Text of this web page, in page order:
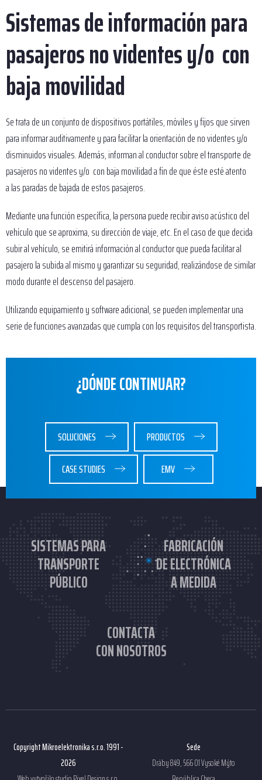
Sistemas de información para
pasajeros no videntes y/o con
baja movilidad
Se trata de un conjunto de dispositivos portátiles, móviles y fijos que sirven
para informar auditivamente y para facilitar la orientación de no videntes y/o
disminuidos visuales. Además, informan al conductor sobre el transporte de
pasajeros no videntes y/o con baja movilidad a fin de que éste esté atento
a las paradas de bajada de estos pasajeros.
Mediante una función específica, la persona puede recibir aviso acústico del
vehículo que se aproxima, su dirección de viaje, etc. En el caso de que decida
subir al vehículo, se emitirá información al conductor que pueda facilitar al
pasajero la subida al mismo y garantizar su seguridad, realizándose de similar
modo durante el descenso del pasajero.
Utilizando equipamiento y software adicional, se pueden implementar una
serie de funciones avanzadas que cumpla con los requisitos del transportista.
¿DÓNDE CONTINUAR?
SOLUCIONES
PRODUCTOS
CASE STUDIES
EMV
SISTEMAS PARA
TRANSPORTE
PÚBLICO
FABRICACIÓN
DE ELECTRÓNICA
A MEDIDA
CONTACTA
CON NOSOTROS
Copyright Mikroelektronika s.r.o. 1991 -
2026
Sede
Dráby 849, 566 01 Vysoké Mýto